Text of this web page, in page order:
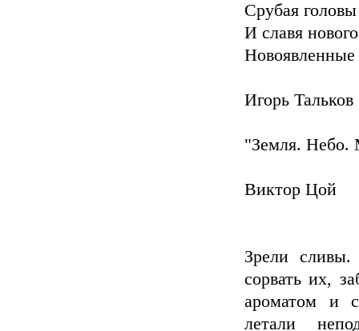
Срубая
И славя
Игорь Тальков
"Земля. Небо.
Виктор Цой
Зрели
сорвать их,
ароматом и
летали